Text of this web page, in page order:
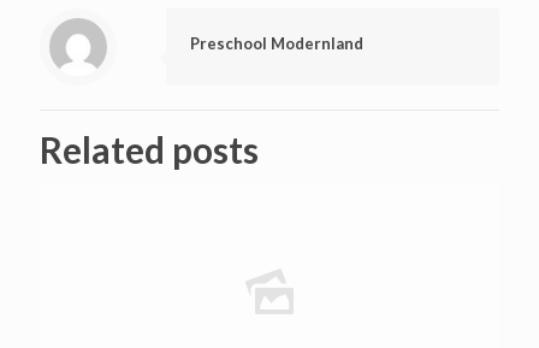
Preschool Modernland
Related posts